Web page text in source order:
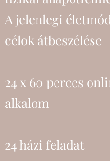
A jelenlegi
célok átbeszélése
24 x 60 perces
alkalom
24 házi feladat